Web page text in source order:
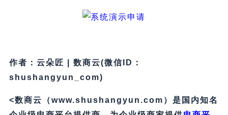
作者：云朵匠 | 数商云(微信ID：
shushangyun_com)
<数商云（www.shushangyun.com）是国内知名